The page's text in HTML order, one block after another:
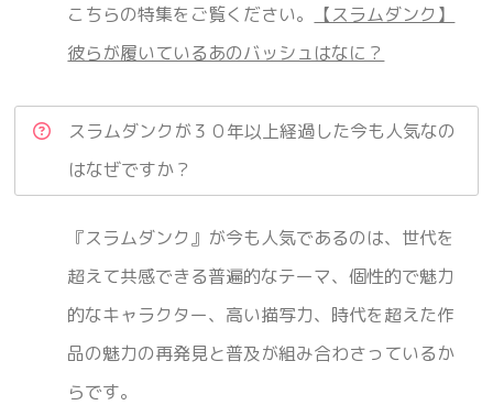
こちらの特集をご覧ください。
【スラムダンク】
彼らが履いているあのバッシュはなに？
スラムダンクが３０年以上経過した今も人気なの
はなぜですか？
『スラムダンク』が今も人気であるのは、世代を
超えて共感できる普遍的なテーマ、個性的で魅力
的なキャラクター、高い描写力、時代を超えた作
品の魅力の再発見と普及が組み合わさっているか
らです。